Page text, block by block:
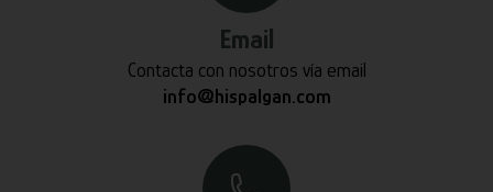
Email
Contacta con nosotros vía email
info@hispalgan.com